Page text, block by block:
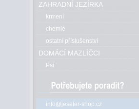
ZAHRADNÍ JEZÍRKA
krmení
chemie
ostatní příslušenství
DOMÁCÍ MAZLÍČCI
Psi
info@jeseter-shop.cz